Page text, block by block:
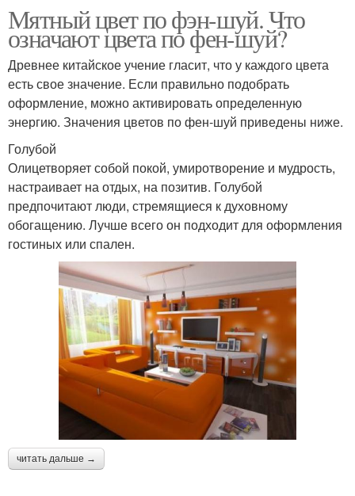
Мятный цвет по фэн-шуй. Что
означают цвета по фен-шуй?
Древнее китайское учение гласит, что у каждого цвета
есть свое значение. Если правильно подобрать
оформление, можно активировать определенную
энергию. Значения цветов по фен-шуй приведены ниже.
Голубой
Олицетворяет собой покой, умиротворение и мудрость,
настраивает на отдых, на позитив. Голубой
предпочитают люди, стремящиеся к духовному
обогащению. Лучше всего он подходит для оформления
гостиных или спален.
читать дальше →